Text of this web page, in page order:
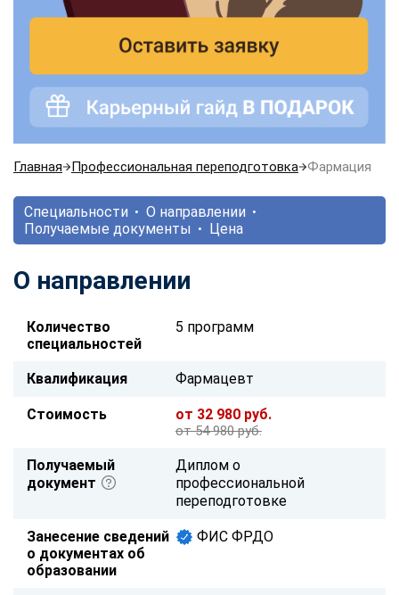
Главная Профессиональная переподготовка Фармация
Специальности
О направлении
Получаемые документы
Цена
О направлении
Количество
специальностей
5 программ
Квалификация Фармацевт
Стоимость от 32 980 руб.
от 54 980 руб.
Получаемый
документ
Диплом о
профессиональной
переподготовке
Занесение сведений
о документах об
образовании
ФИС ФРДО